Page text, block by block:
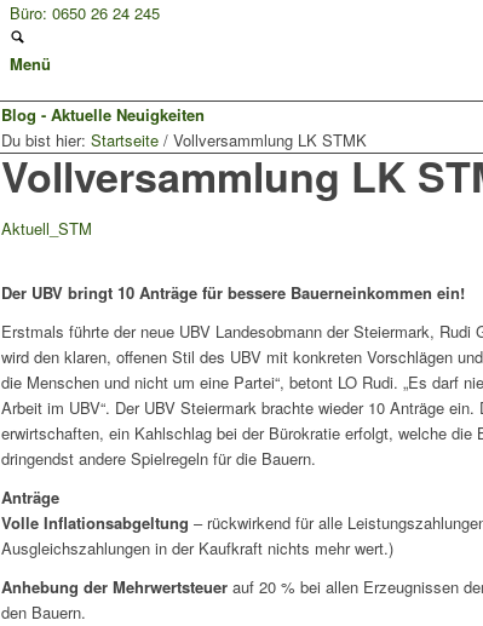
Büro: 0650 26 24 245
Menü
Blog - Aktuelle Neuigkeiten
Du bist hier: Startseite / Vollversammlung LK STMK
Vollversammlung LK
Aktuell_STM
Der UBV bringt 10 Anträge für bessere Bauerneinkommen ein!
Erstmals führte der neue UBV Landesobmann der Steiermark,
wird den klaren, offenen Stil des UBV mit konkreten Vorschlägen
die Menschen und nicht um eine Partei“, betont LO Rudi. „Es darf
Arbeit im UBV“. Der UBV Steiermark brachte wieder 10 Anträge
erwirtschaften, ein Kahlschlag bei der Bürokratie erfolgt, welche
dringendst andere Spielregeln für die Bauern.
Anträge
Volle Inflationsabgeltung – rückwirkend für alle
Ausgleichszahlungen in der Kaufkraft nichts mehr wert.)
Anhebung der Mehrwertsteuer auf 20 % bei allen Erzeugnissen
den Bauern.